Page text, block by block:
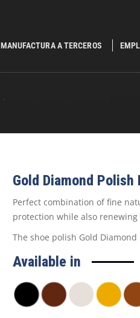
MANUFACTURA A TERCEROS
Gold Diamond Polish
Perfect combination of fine
protection while also
The shoe polish Gold
Available in